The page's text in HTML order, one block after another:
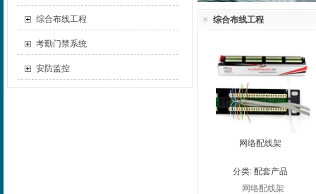
综合布线工程
网络配线架
分类: 配套产品
网络配线架
综合布线工程
考勤门禁系统
安防监控